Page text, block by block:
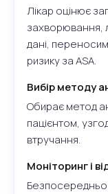
Лікар оцінює
захворювання,
дані,
ризику за ASA.
Вибір методу
Обирає метод
пацієнтом,
втручання.
Моніторинг і
Безпосередньо